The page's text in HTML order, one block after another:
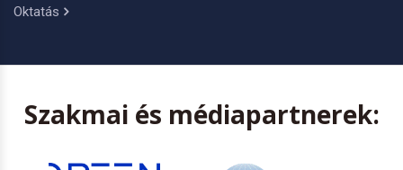
Oktatás
Szakmai és médiapartnerek: